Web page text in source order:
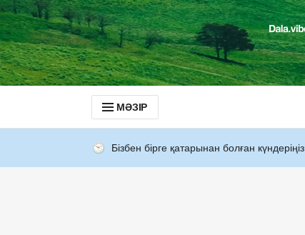
МӘЗІР
Бізбен бірге қатарынан болған күндеріңіз